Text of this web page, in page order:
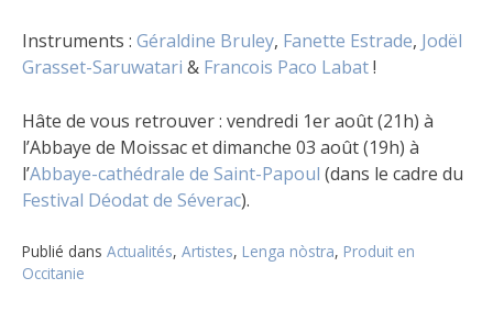
Instruments : Géraldine Bruley, Fanette Estrade, Jodël
Grasset-Saruwatari & Francois Paco Labat!
Hâte de vous retrouver : vendredi 1er août (21h) à
l’Abbaye de Moissac et dimanche 03 août (19h) à
l’Abbaye-cathédrale de Saint-Papoul (dans le cadre du
Festival Déodat de Séverac).
Publié dans Actualités, Artistes, Lenga nòstra, Produit en
Occitanie